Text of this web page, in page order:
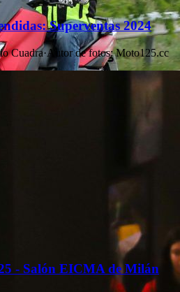
Superventas 2024
Cuadra·Autor de fotos: Moto125.cc
- Salón EICMA de Milán